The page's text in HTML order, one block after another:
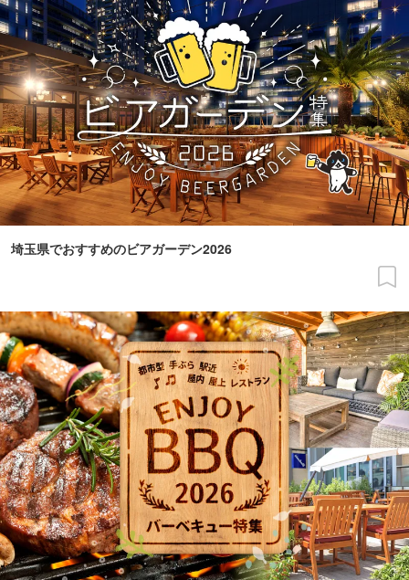
埼玉県でおすすめのビアガーデン2026